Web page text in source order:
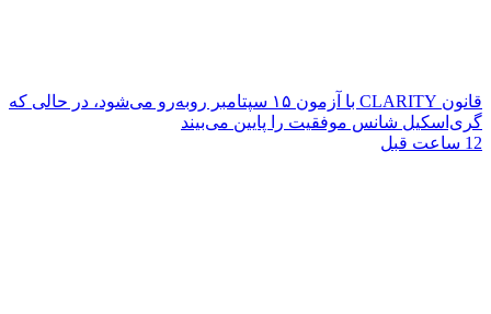
قانون CLARITY با آزمون ۱۵ سپتامبر روبه‌رو می‌شود، در حالی که
گری‌اسکیل شانس موفقیت را پایین می‌بیند
12 ساعت قبل